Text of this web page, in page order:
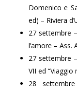
Domenico e
ed) – Riviera
27 settembre
l’amore – Ass.
27 settembre
VII ed “Viaggio
28